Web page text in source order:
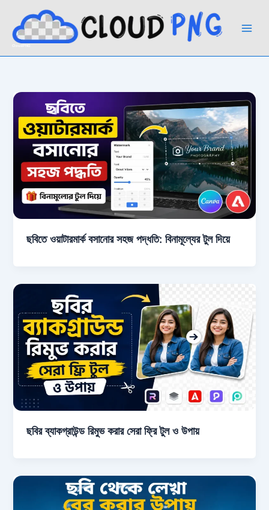
content
ছবিতে ওয়াটারমার্ক বসানোর সহজ পদ্ধতি: বিনামূল্যের টুল দিয়ে
ছবির ব্যাকগ্রাউন্ড রিমুভ করার সেরা ফ্রি টুল ও উপায়